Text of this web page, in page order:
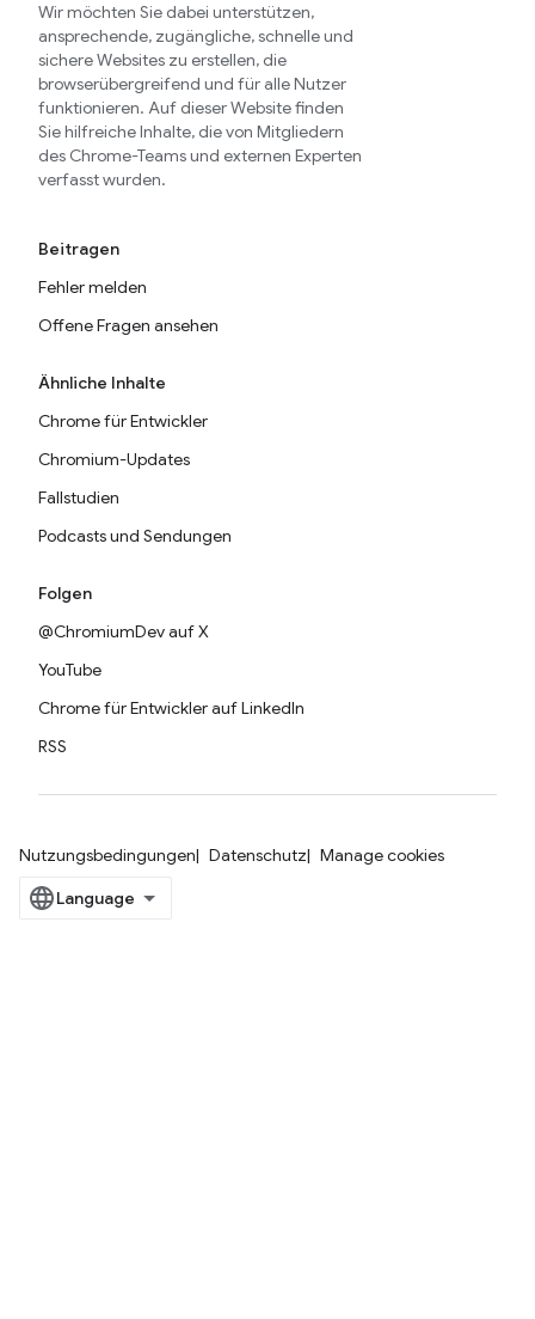
Wir möchten Sie dabei unterstützen,
ansprechende, zugängliche, schnelle und
sichere Websites zu erstellen, die
browserübergreifend und für alle Nutzer
funktionieren. Auf dieser Website finden
Sie hilfreiche Inhalte, die von Mitgliedern
des Chrome-Teams und externen Experten
verfasst wurden.
Beitragen
Fehler melden
Offene Fragen ansehen
Ähnliche Inhalte
Chrome für Entwickler
Chromium-Updates
Fallstudien
Podcasts und Sendungen
Folgen
@ChromiumDev auf X
YouTube
Chrome für Entwickler auf LinkedIn
RSS
Nutzungsbedingungen Datenschutz Manage cookies